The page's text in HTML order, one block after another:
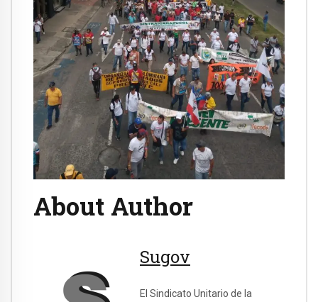
About Author
Sugov
El Sindicato Unitario de la